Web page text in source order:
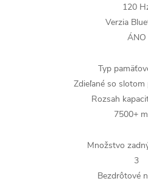
120
Verzia
ÁNO
Typ
Zdieľané so
Rozsah
7500+
Množstvo
3
Bezdrôtové